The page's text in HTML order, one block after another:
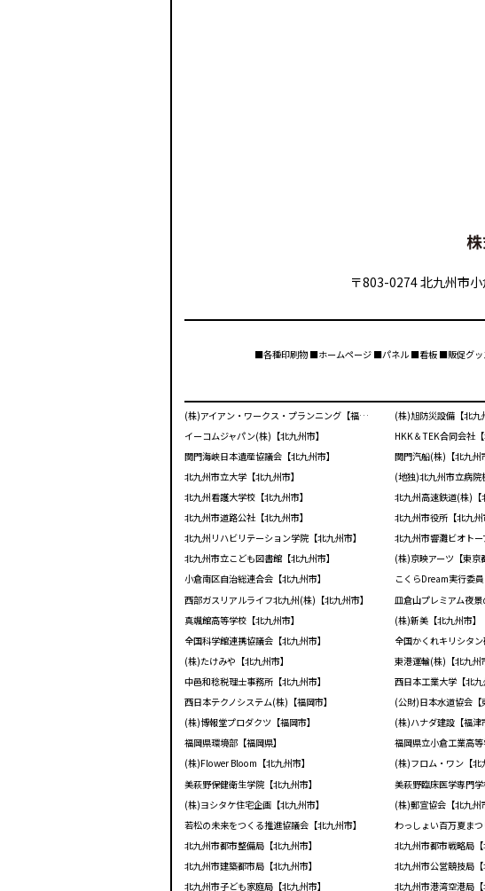
〒803-0274 北九州市
■各種印刷物 ■ホームページ ■パネル ■看板 ■販促グッ
(株)アイアン・ワークス・プランニング【福岡市】 (株)旭防災設備【北九
イーコムジャパン(株)【北九州市】
HKK＆TEK合同会社【
関門海峡日本遺産協議会【北九州市】
関門汽船(株)【北九州
北九州市立大学【北九州市】
(地独)北九州市立病院
北九州看護大学校【北九州市】
北九州高速鉄道(株)【
北九州市道路公社【北九州市】
北九州市役所【北九州
北九州リハビリテーション学院【北九州市】
北九州市響灘ビオトー
北九州市立こども図書館【北九州市】
(株)京映アーツ【東京
小倉南区自治総連合会【北九州市】
こくらDream実行委員
西部ガスリアルライフ北九州(株)【北九州市】
真颯館高等学校【北九州市】
(株)新美【北九州市】
全国科学館連携協議会【北九州市】
全国かくれキリシタン
(株)たけみや【北九州市】
東港運輸(株)【北九州
中邑和稔税理士事務所【北九州市】
西日本工業大学【北九
西日本テクノシステム(株)【福岡市】
(公財)日本水道協会【
(株)博報堂プロダクツ【福岡市】
(株)ハナダ建設【福津
福岡県環境部【福岡県】
福岡県立小倉工業高等
(株)Flower Bloom【北九州市】
(株)フロム・ワン【北
美萩野保健衛生学院【北九州市】
美萩野臨床医学専門学
(株)ヨシタケ住宅企画【北九州市】
(株)郵宣協会【北九州
若松の未来をつくる推進協議会【北九州市】
わっしょい百万夏まつ
北九州市都市整備局【北九州市】
北九州市都市戦略局【
北九州市建築都市局【北九州市】
北九州市公営競技局【
北九州市子ども家庭局【北九州市】
北九州市港湾空港局【